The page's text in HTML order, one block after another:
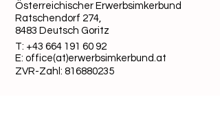
Österreichischer Erwerbsimkerbund
Ratschendorf 274,
8483 Deutsch Goritz
T: +43 664 191 60 92
E: office(at)erwerbsimkerbund.at
ZVR-Zahl: 816880235